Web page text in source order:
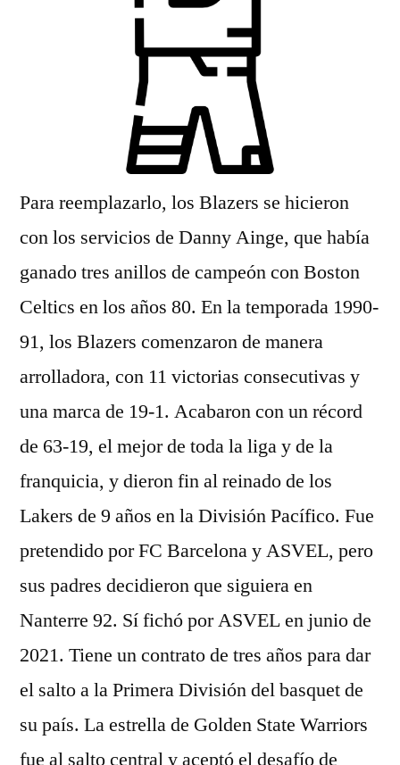
Para reemplazarlo, los Blazers se hicieron
con los servicios de Danny Ainge, que había
ganado tres anillos de campeón con Boston
Celtics en los años 80. En la temporada 1990-
91, los Blazers comenzaron de manera
arrolladora, con 11 victorias consecutivas y
una marca de 19-1. Acabaron con un récord
de 63-19, el mejor de toda la liga y de la
franquicia, y dieron fin al reinado de los
Lakers de 9 años en la División Pacífico. Fue
pretendido por FC Barcelona y ASVEL, pero
sus padres decidieron que siguiera en
Nanterre 92. Sí fichó por ASVEL en junio de
2021. Tiene un contrato de tres años para dar
el salto a la Primera División del basquet de
su país. La estrella de Golden State Warriors
fue al salto central y aceptó el desafío de